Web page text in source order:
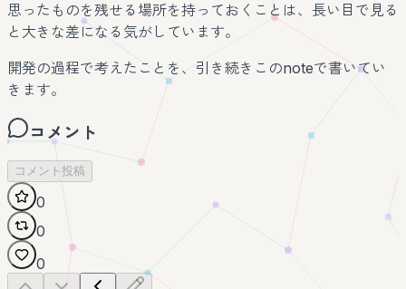
思ったものを残せる場所を持っておくことは、長い目で見る
と大きな差になる気がしています。
開発の過程で考えたことを、引き続きこのnoteで書いてい
きます。
コメント
コメント投稿
0
0
0